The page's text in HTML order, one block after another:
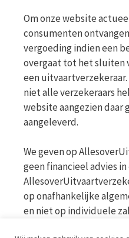
Om onze website
consumenten
vergoeding indien een
overgaat tot het sluiten
een
niet alle verzekeraars
website aangezien daar
aangeleverd.
We geven op
geen financieel advies in
op onafhankelijke
en niet op individuele